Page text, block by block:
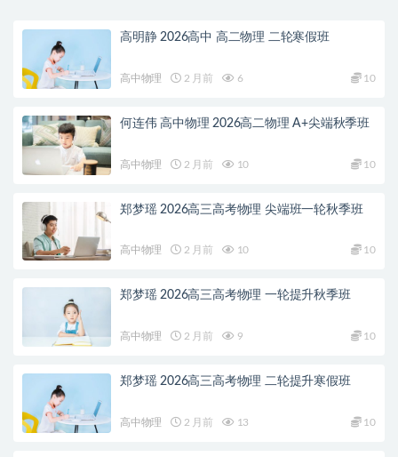
高明静 2026高中 高二物理 二轮寒假班
高中物理 2 月前 6 10
何连伟 高中物理 2026高二物理 A+尖端秋季班
高中物理 2 月前 10 10
郑梦瑶 2026高三高考物理 尖端班一轮秋季班
高中物理 2 月前 10 10
郑梦瑶 2026高三高考物理 一轮提升秋季班
高中物理 2 月前 9 10
郑梦瑶 2026高三高考物理 二轮提升寒假班
高中物理 2 月前 13 10